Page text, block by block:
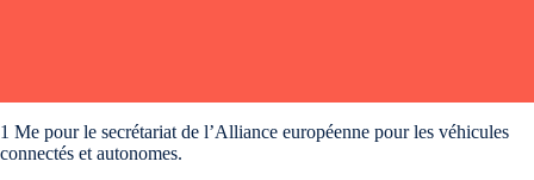
1 Me pour le secrétariat de l’Alliance européenne pour les véhicules
connectés et autonomes.